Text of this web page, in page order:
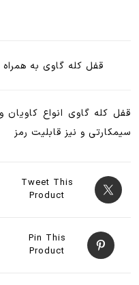
پک
کامل
گاوی
rfid
عدد
قفل کله گاوی به
قفل کله گاوی انواع
سیمکارتی و نیز قابلیت رمز
Tweet This
Product
Pin This
Product